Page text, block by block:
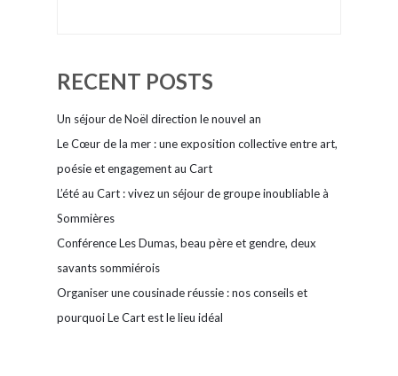
RECENT POSTS
Un séjour de Noël direction le nouvel an
Le Cœur de la mer : une exposition collective entre art,
poésie et engagement au Cart
L’été au Cart : vivez un séjour de groupe inoubliable à
Sommières
Conférence Les Dumas, beau père et gendre, deux
savants sommiérois
Organiser une cousinade réussie : nos conseils et
pourquoi Le Cart est le lieu idéal